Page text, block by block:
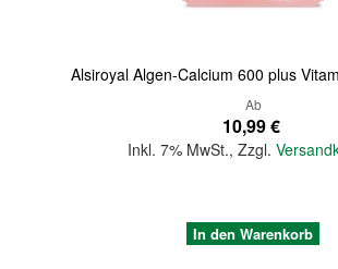
Alsiroyal Algen-Calcium 600 plus
Ab
10,99 €
Inkl. 7% MwSt.,Zzgl.
In den Warenkorb